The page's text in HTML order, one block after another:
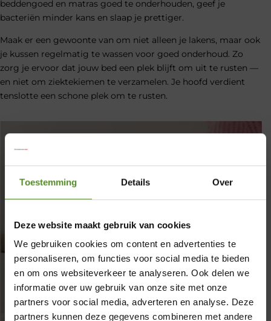
Toestemming Details Over
Deze website maakt gebruik van cookies
We gebruiken cookies om content en advertenties te
personaliseren, om functies voor social media te bieden
en om ons websiteverkeer te analyseren. Ook delen we
informatie over uw gebruik van onze site met onze
partners voor social media, adverteren en analyse. Deze
partners kunnen deze gegevens combineren met andere
beddengoed en matras goed te onderhouden, geef je
bacteriën minder kans en slaap je prettiger.
Maak er een gewoonte van om niet alleen je lakens, maar ook
je kussen regelmatig te wassen voor goed onderhoud. Zo
zorg je ervoor dat jouw bed een plek blijft om uit te rusten —
en niet om ziektekiemen te verzamelen. Je hoofd verdient
tenslotte een schone plek om te rusten.